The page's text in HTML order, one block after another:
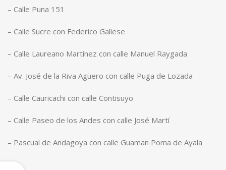
– Calle Puna 151
– Calle Sucre con Federico Gallese
– Calle Laureano Martínez con calle Manuel Raygada
– Av. José de la Riva Agüero con calle Puga de Lozada
– Calle Cauricachi con calle Contisuyo
– Calle Paseo de los Andes con calle José Martí
– Pascual de Andagoya con calle Guaman Poma de Ayala